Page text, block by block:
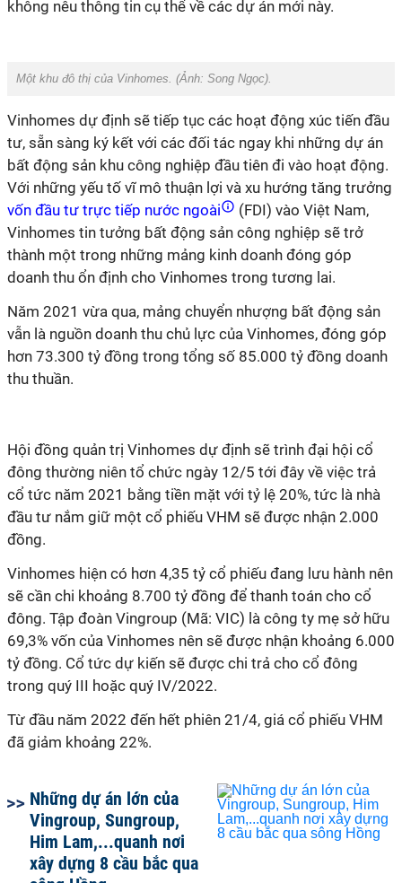
không nêu thông tin cụ thể về các dự án mới này.
Một khu đô thị của Vinhomes. (Ảnh: Song Ngọc).
Vinhomes dự định sẽ tiếp tục các hoạt động xúc tiến đầu
tư, sẵn sàng ký kết với các đối tác ngay khi những dự án
bất động sản khu công nghiệp đầu tiên đi vào hoạt động.
Với những yếu tố vĩ mô thuận lợi và xu hướng tăng trưởng
vốn đầu tư trực tiếp nước ngoài
(FDI) vào Việt Nam,
Vinhomes tin tưởng bất động sản công nghiệp sẽ trở
thành một trong những mảng kinh doanh đóng góp
doanh thu ổn định cho Vinhomes trong tương lai.
Năm 2021 vừa qua, mảng chuyển nhượng bất động sản
vẫn là nguồn doanh thu chủ lực của Vinhomes, đóng góp
hơn 73.300 tỷ đồng trong tổng số 85.000 tỷ đồng doanh
thu thuần.
Hội đồng quản trị Vinhomes dự định sẽ trình đại hội cổ
đông thường niên tổ chức ngày 12/5 tới đây về việc trả
cổ tức năm 2021 bằng tiền mặt với tỷ lệ 20%, tức là nhà
đầu tư nắm giữ một cổ phiếu VHM sẽ được nhận 2.000
đồng.
Vinhomes hiện có hơn 4,35 tỷ cổ phiếu đang lưu hành nên
sẽ cần chi khoảng 8.700 tỷ đồng để thanh toán cho cổ
đông. Tập đoàn Vingroup (Mã: VIC) là công ty mẹ sở hữu
69,3% vốn của Vinhomes nên sẽ được nhận khoảng 6.000
tỷ đồng. Cổ tức dự kiến sẽ được chi trả cho cổ đông
trong quý III hoặc quý IV/2022.
Từ đầu năm 2022 đến hết phiên 21/4, giá cổ phiếu VHM
đã giảm khoảng 22%.
Những dự án lớn của
Vingroup, Sungroup,
Him Lam,...quanh nơi
xây dựng 8 cầu bắc qua